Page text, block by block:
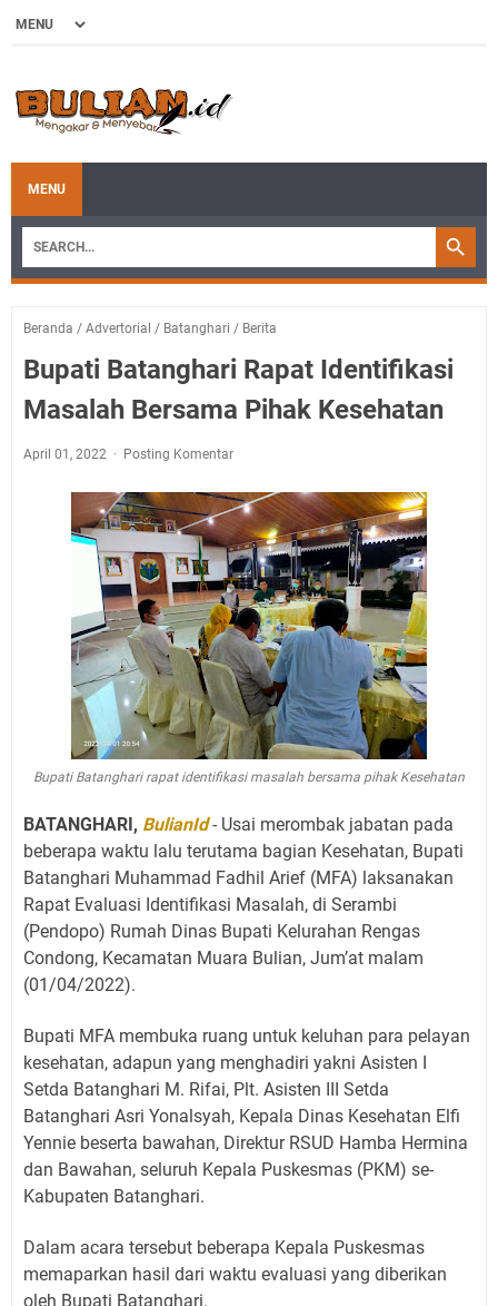
MENU
Beranda / Advertorial / Batanghari / Berita
Bupati Batanghari Rapat Identifikasi
Masalah Bersama Pihak Kesehatan
April 01, 2022 Posting Komentar
Bupati Batanghari rapat identifikasi masalah bersama pihak Kesehatan
BATANGHARI, BulianId- Usai merombak jabatan pada
beberapa waktu lalu terutama bagian Kesehatan, Bupati
Batanghari Muhammad Fadhil Arief (MFA) laksanakan
Rapat Evaluasi Identifikasi Masalah, di Serambi
(Pendopo) Rumah Dinas Bupati Kelurahan Rengas
Condong, Kecamatan Muara Bulian, Jum’at malam
(01/04/2022).
Bupati MFA membuka ruang untuk keluhan para pelayan
kesehatan, adapun yang menghadiri yakni Asisten I
Setda Batanghari M. Rifai, Plt. Asisten III Setda
Batanghari Asri Yonalsyah, Kepala Dinas Kesehatan Elfi
Yennie beserta bawahan, Direktur RSUD Hamba Hermina
dan Bawahan, seluruh Kepala Puskesmas (PKM) se-
Kabupaten Batanghari.
Dalam acara tersebut beberapa Kepala Puskesmas
memaparkan hasil dari waktu evaluasi yang diberikan
oleh Bupati Batanghari.